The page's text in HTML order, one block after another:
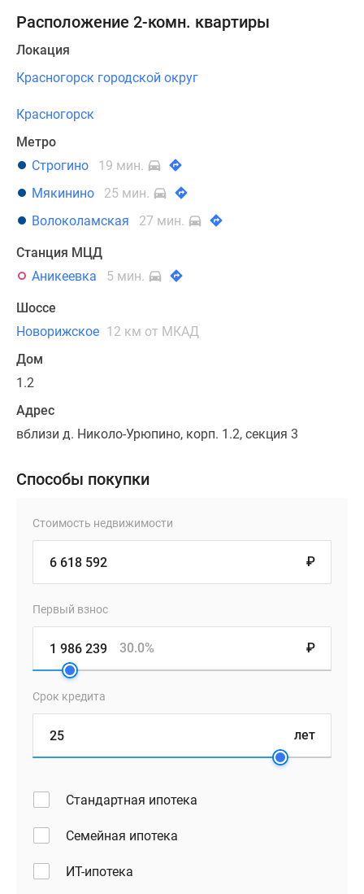
Расположение 2-комн. квартиры
Локация
Красногорск городской округ
Красногорск
Метро
Строгино
19 мин.
Мякинино
25 мин.
Волоколамская
27 мин.
Станция МЦД
Аникеевка
5 мин.
Шоссе
Новорижское 12 км от МКАД
Дом
1.2
Адрес
вблизи д. Николо-Урюпино, корп. 1.2, секция 3
Способы покупки
Стоимость недвижимости
₽
Первый взнос
₽
30.0%
Срок кредита
лет
Стандартная ипотека
Семейная ипотека
ИТ-ипотека